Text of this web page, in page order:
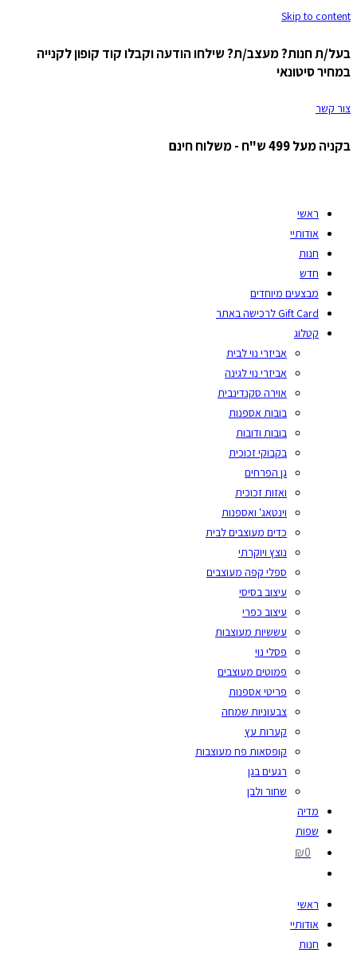
Skip to content
בעל/ת חנות? מעצב/ת? שילחו הודעה וקבלו קוד קופון לקנייה
במחיר סיטונאי
צור קשר
בקניה מעל 499 ש"ח - משלוח חינם
ראשי
אודותיי
חנות
חדש
מבצעים מיוחדים
Gift Card לרכישה באתר
קטלוג
אביזרי נוי לבית
אביזרי נוי לגינה
אוירה סקנדינבית
בובות אספנות
בובות ודובות
בקבוקי זכוכית
גן הפרחים
ואזות זכוכית
וינטאג' ואספנות
כדים מעוצבים לבית
נוצץ ויוקרתי
ספלי קפה מעוצבים
עיצוב בסיסי
עיצוב כפרי
עששיות מעוצבות
פסלי נוי
פמוטים מעוצבים
פריטי אספנות
צבעוניות שמחה
קערות עץ
קופסאות פח מעוצבות
רגעים בגן
שחור ולבן
מדיה
שפות
₪0
ראשי
אודותיי
חנות